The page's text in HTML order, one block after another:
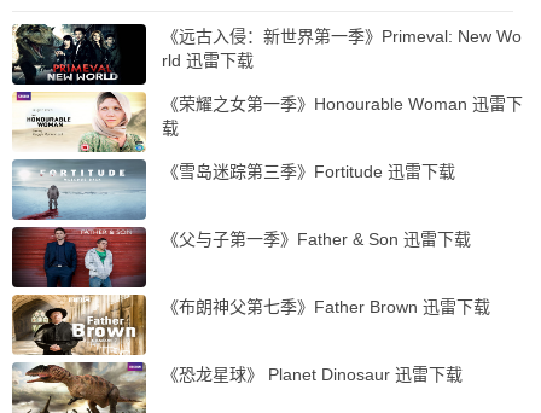
《远古入侵：新世界第一季》Primeval: New Wo
rld 迅雷下载
《荣耀之女第一季》Honourable Woman 迅雷下
载
《雪岛迷踪第三季》Fortitude 迅雷下载
《父与子第一季》Father & Son 迅雷下载
《布朗神父第七季》Father Brown 迅雷下载
《恐龙星球》 Planet Dinosaur 迅雷下载